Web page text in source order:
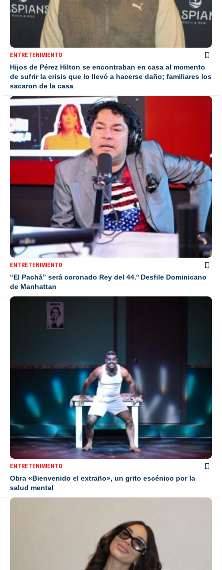
ENTRETENIMIENTO
Hijos de Pérez Hilton se encontraban en casa al momento
de sufrir la crisis que lo llevó a hacerse daño; familiares los
sacaron de la casa
ENTRETENIMIENTO
“El Pachá” será coronado Rey del 44.º Desfile Dominicano
de Manhattan
ENTRETENIMIENTO
Obra «Bienvenido el extraño», un grito escénico por la
salud mental